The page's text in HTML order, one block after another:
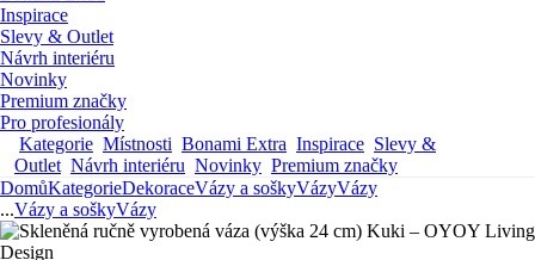
Inspirace
Slevy & Outlet
Návrh interiéru
Novinky
Premium značky
Pro profesionály
Kategorie Místnosti Bonami Extra Inspirace Slevy &
Outlet Návrh interiéru Novinky Premium značky
DomůKategorieDekoraceVázy a soškyVázyVázy
...Vázy a soškyVázy